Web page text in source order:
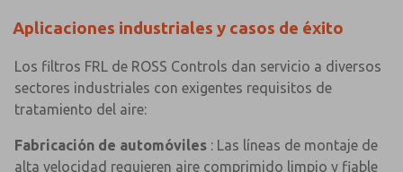
Aplicaciones industriales y casos de éxito
Los filtros FRL de ROSS Controls dan servicio a diversos
sectores industriales con exigentes requisitos de
tratamiento del aire:
Fabricación de automóviles : Las líneas de montaje de
alta velocidad requieren aire comprimido limpio y fiable